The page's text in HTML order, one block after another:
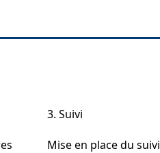
3. Suivi
Mise en place du suivi